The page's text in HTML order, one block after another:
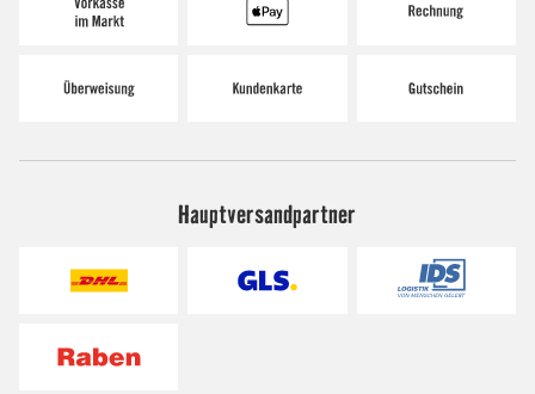
Hauptversandpartner